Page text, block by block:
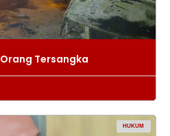
Tersangka
HUKUM